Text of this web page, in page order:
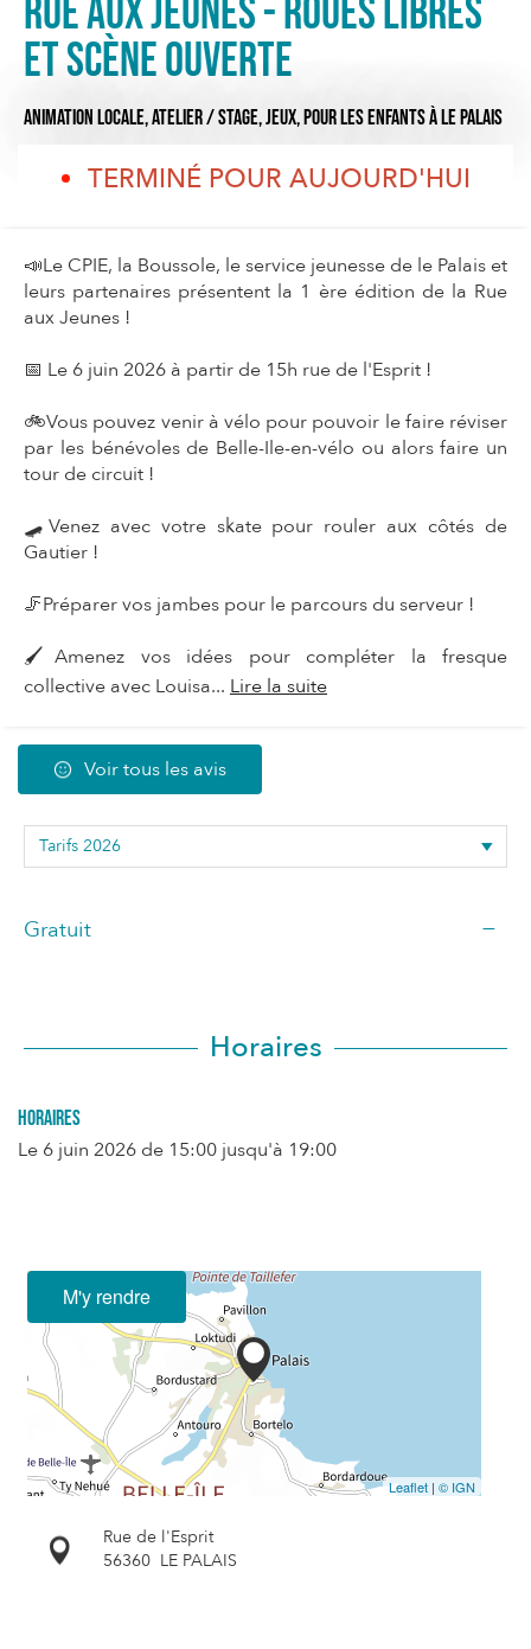
Rue aux Jeunes - Roues libres
et scène ouverte
ANIMATION LOCALE,ATELIER / STAGE,JEUX,POUR LES ENFANTSÀ LE PALAIS
TERMINÉ POUR AUJOURD'HUI
📣Le CPIE, la Boussole, le service jeunesse de le Palais et
leurs partenaires présentent la 1 ère édition de la Rue
aux Jeunes !
📅 Le 6 juin 2026 à partir de 15h rue de l'Esprit !
🚲Vous pouvez venir à vélo pour pouvoir le faire réviser
par les bénévoles de Belle-Ile-en-vélo ou alors faire un
tour de circuit !
🛹Venez avec votre skate pour rouler aux côtés de
Gautier !
🦵Préparer vos jambes pour le parcours du serveur !
🖌️Amenez vos idées pour compléter la fresque
collective avec Louisa... Lire la suite
Voir tous les avis
Gratuit —
Horaires
Horaires
Le 6 juin 2026 de 15:00 jusqu'à 19:00
M'y rendre
Leaflet | © IGN
Rue de l'Esprit
56360 LE PALAIS